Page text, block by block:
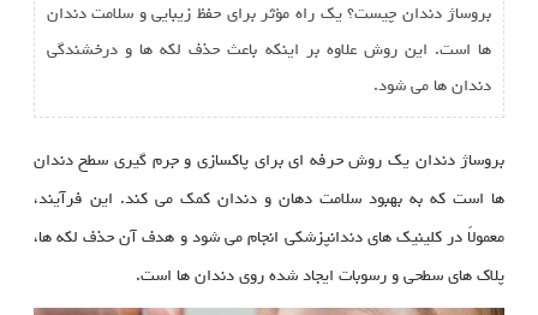
بروساژ دندان چیست؟ یک راه مؤثر برای حفظ زیبایی و سلامت دندان‌
ها است. این روش علاوه بر اینکه باعث حذف لکه‌ ها و درخشندگی
دندان‌ ها می‌ شود.
بروساژ دندان یک روش حرفه‌ ای برای پاکسازی و جرم‌ گیری سطح دندان‌
ها است که به بهبود سلامت دهان و دندان کمک می‌ کند. این فرآیند،
معمولاً در کلینیک‌ های دندانپزشکی انجام می‌ شود و هدف آن حذف لکه‌ ها،
پلاک‌ های سطحی و رسوبات ایجاد شده روی دندان‌ ها است.